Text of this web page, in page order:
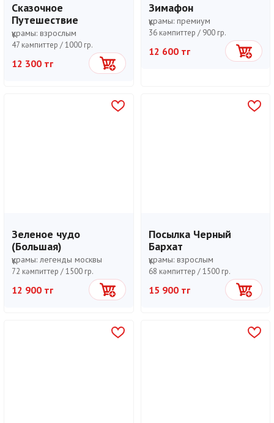
Сказочное
Путешествие
құрамы: взрослым
47 кәмпиттер /1000 гр.
12 300 тг Себетке
Зимафон
құрамы: премиум
36 кәмпиттер / 900 гр.
12 600 тг Себетке
Зеленое чудо
(Большая)
құрамы: легенды москвы
72 кәмпиттер /1500 гр.
12 900 тг Себетке
Посылка Черный
Бархат
құрамы: взрослым
68 кәмпиттер /1500 гр.
15 900 тг Себетке